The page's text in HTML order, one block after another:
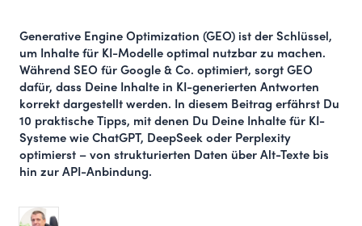
Generative Engine Optimization (GEO) ist der Schlüssel,
um Inhalte für KI-Modelle optimal nutzbar zu machen.
Während SEO für Google & Co. optimiert, sorgt GEO
dafür, dass Deine Inhalte in KI-generierten Antworten
korrekt dargestellt werden. In diesem Beitrag erfährst Du
10 praktische Tipps, mit denen Du Deine Inhalte für KI-
Systeme wie ChatGPT, DeepSeek oder Perplexity
optimierst – von strukturierten Daten über Alt-Texte bis
hin zur API-Anbindung.